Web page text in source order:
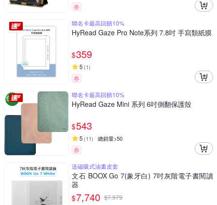
券
聯名卡最高回饋10%
HyRead Gaze Pro Note系列 7.8吋 手寫類紙膜
$359
5 (1)
券
聯名卡最高回饋10%
HyRead Gaze Mini 系列 6吋側翻保護殼
$543
5 (11) 總銷量>50
券
送磁吸式油畫皮套
文石 BOOX Go 7(象牙白) 7吋灰階電子書閱讀
器
$7,740 $7,979